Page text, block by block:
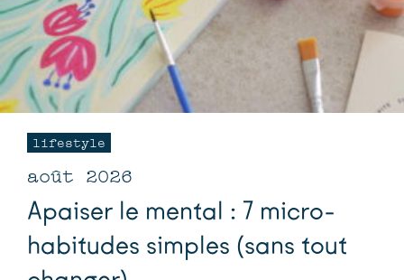
lifestyle
août 2026
Apaiser le mental : 7 micro-
habitudes simples (sans tout